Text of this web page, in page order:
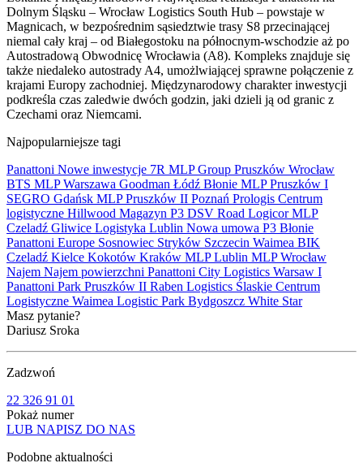
Dolnym Śląsku – Wrocław Logistics South Hub – powstaje w
Magnicach, w bezpośrednim sąsiedztwie trasy S8 przecinającej
niemal cały kraj – od Białegostoku na północnym-wschodzie aż po
Autostradową Obwodnicę Wrocławia (A8). Kompleks znajduje się
także niedaleko autostrady A4, umożlwiającej sprawne połączenie z
krajami Europy zachodniej. Międzynarodowy charakter inwestycji
podkreśla czas zaledwie dwóch godzin, jaki dzieli ją od granic z
Czechami oraz Niemcami.
Najpopularniejsze tagi
Panattoni Nowe inwestycje 7R MLP Group Pruszków Wrocław
BTS MLPWarszawa Goodman Łódź Błonie MLP Pruszków I
SEGRO Gdańsk MLP Pruszków II Poznań Prologis Centrum
logistyczne Hillwood Magazyn P3 DSV Road LogicorMLP
Czeladź Gliwice Logistyka Lublin Nowa umowa P3 Błonie
Panattoni Europe Sosnowiec Stryków Szczecin Waimea BIK
Czeladź Kielce Kokotów Kraków MLP Lublin MLP Wrocław
Najem Najem powierzchni Panattoni City Logistics Warsaw I
Panattoni Park Pruszków II Raben Logistics Ślaskie Centrum
Logistyczne Waimea Logistic Park Bydgoszcz White Star
Masz pytanie?
Dariusz Sroka
Zadzwoń
22 326 91 01
Pokaż numer
LUB NAPISZ DO NAS
Podobne aktualności